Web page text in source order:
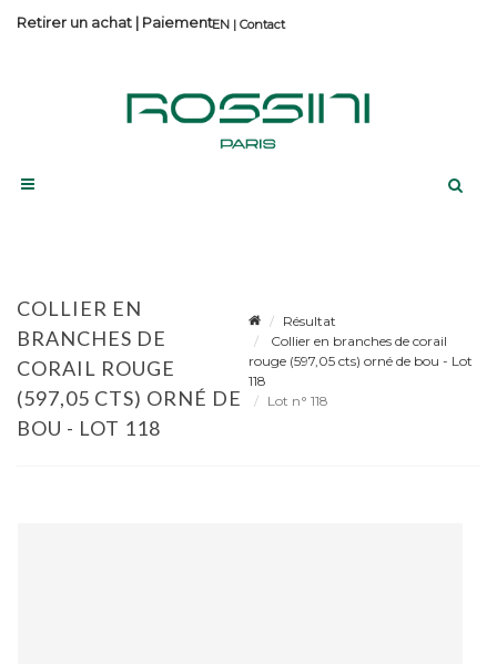
Contact
Retirer un achat | Paiement
COLLIER EN
BRANCHES DE
CORAIL ROUGE
(597,05 CTS) ORNÉ DE
BOU - LOT 118
Résultat
Collier en branches de corail
rouge (597,05 cts) orné de bou - Lot
118
Lot n° 118